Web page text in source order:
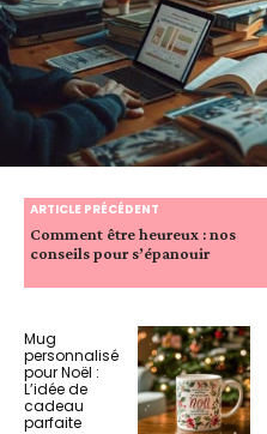
ARTICLE PRÉCÉDENT
Comment être heureux : nos
conseils pour s’épanouir
Mug
personnalisé
pour Noël :
L’idée de
cadeau
parfaite